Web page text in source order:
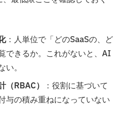
：人単位で「どのSaaSの、ど
できるか。これがないと、AI
。
（RBAC）
：役割に基づいて
与の積み重ねになっていない